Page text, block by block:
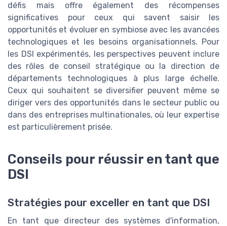
défis mais offre également des récompenses
significatives pour ceux qui savent saisir les
opportunités et évoluer en symbiose avec les avancées
technologiques et les besoins organisationnels. Pour
les DSI expérimentés, les perspectives peuvent inclure
des rôles de conseil stratégique ou la direction de
départements technologiques à plus large échelle.
Ceux qui souhaitent se diversifier peuvent même se
diriger vers des opportunités dans le secteur public ou
dans des entreprises multinationales, où leur expertise
est particulièrement prisée.
Conseils pour réussir en tant que
DSI
Stratégies pour exceller en tant que DSI
En tant que directeur des systèmes d'information,